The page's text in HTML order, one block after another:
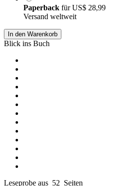
Paperback fürUS$ 28,99
Versand weltweit
In den Warenkorb
Blick ins Buch
Leseprobe aus 52 Seiten